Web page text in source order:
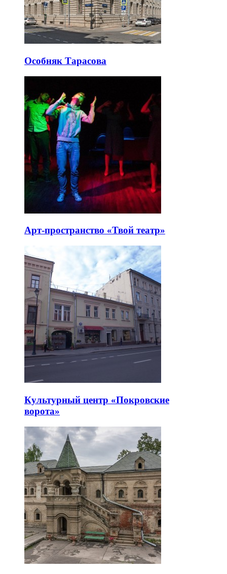
Особняк Тарасова
Арт-пространство «Твой театр»
Культурный центр «Покровские
ворота»